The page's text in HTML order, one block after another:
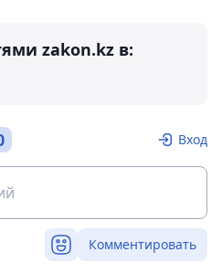
zakon.kz в:
Вход
Комментировать